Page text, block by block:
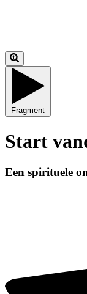
Fragment
Start
Een spirituele